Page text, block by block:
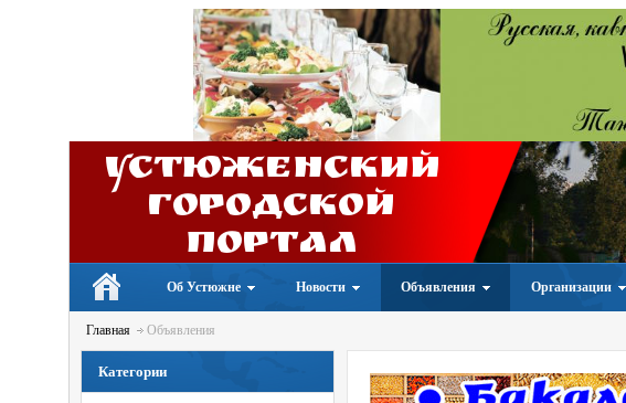
Устюженский
Городской
портал
Об Устюжне Новости Объявления Организации
Главная Объявления
Категории